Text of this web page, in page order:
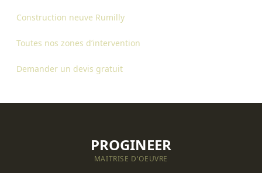
Construction neuve Rumilly
Toutes nos zones d’intervention
Demander un devis gratuit
PROGINEER
MAITRISE D'OEUVRE